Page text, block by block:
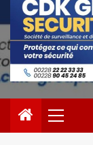
Menu